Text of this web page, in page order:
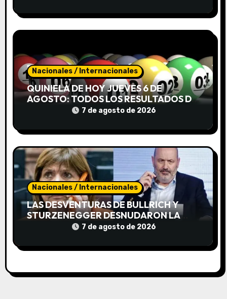
a
a
s
Nacionales / Internacionales
QUINIELA DE HOY JUEVES 6 DE
AGOSTO: TODOS LOS RESULTADOS DE
LA NACIONAL Y PROVINCIA
7 de agosto de 2026
Nacionales / Internacionales
LAS DESVENTURAS DE BULLRICH Y
STURZENEGGER DESNUDARON LA
INTRANSIGENCIA DE KARINA
7 de agosto de 2026